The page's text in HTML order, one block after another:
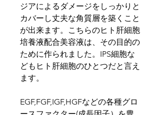
ジアによるダメージをしっかりと
カバーし丈夫な角質層を築くこと
が出来ます。こちらのヒト肝細胞
培養液配合美容液は、その目的の
ために作られました。IPS細胞な
どもヒト肝細胞のひとつだと言え
ます。
EGF,FGF,IGF,HGFなどの各種グロ